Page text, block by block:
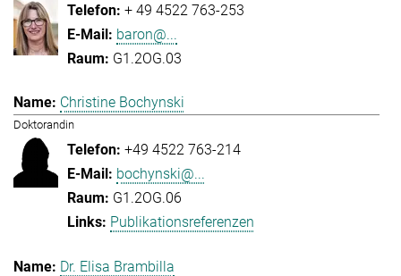
+ 49 4522 763-253
baron@...
G1.2OG.03
Christine Bochynski
Doktorandin
+49 4522 763-214
bochynski@...
G1.2OG.06
Publikationsreferenzen
Dr. Elisa Brambilla